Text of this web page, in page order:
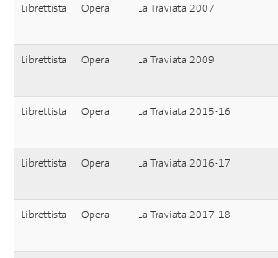
Librettista Opera La Traviata 2007
Librettista Opera La Traviata 2009
Librettista Opera La Traviata 2015-16
Librettista Opera La Traviata 2016-17
Librettista Opera La Traviata 2017-18